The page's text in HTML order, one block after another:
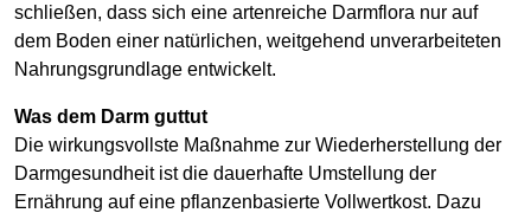
schließen, dass sich eine artenreiche Darmflora nur auf
dem Boden einer natürlichen, weitgehend unverarbeiteten
Nahrungsgrundlage entwickelt.
Was dem Darm guttut
Die wirkungsvollste Maßnahme zur Wiederherstellung der
Darmgesundheit ist die dauerhafte Umstellung der
Ernährung auf eine pflanzenbasierte Vollwertkost. Dazu